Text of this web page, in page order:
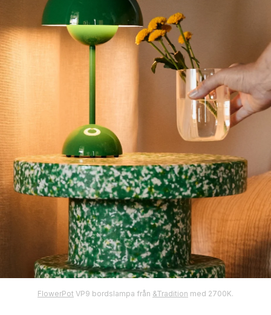
FlowerPot VP9 bordslampa från &Tradition med 2700K.